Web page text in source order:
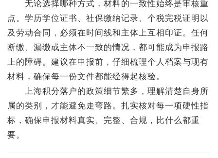
无论选择哪种方式，材料的一致性始终是审核重
点。学历学位证书、社保缴纳记录、个税完税证明以
及劳动合同，必须在时间线和主体上互相印证。任何
断缴、漏缴或主体不一致的情况，都可能成为申报路
上的障碍。建议在申报前，仔细梳理个人档案与现有
材料，确保每一份文件都能经得起核验。
上海积分落户的政策细节繁多，理解清楚自身所
属的类别，才能避免走弯路。扎实核对每一项硬性指
标，确保申报材料真实、完整、合规，比什么都重
要。